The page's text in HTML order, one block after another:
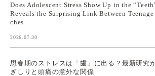
Does Adolescent Stress Show Up in the
Reveals the Surprising Link Between
ches
2026.07.30
思春期のストレスは「歯」に出る？最新研究
ぎしりと頭痛の意外な関係